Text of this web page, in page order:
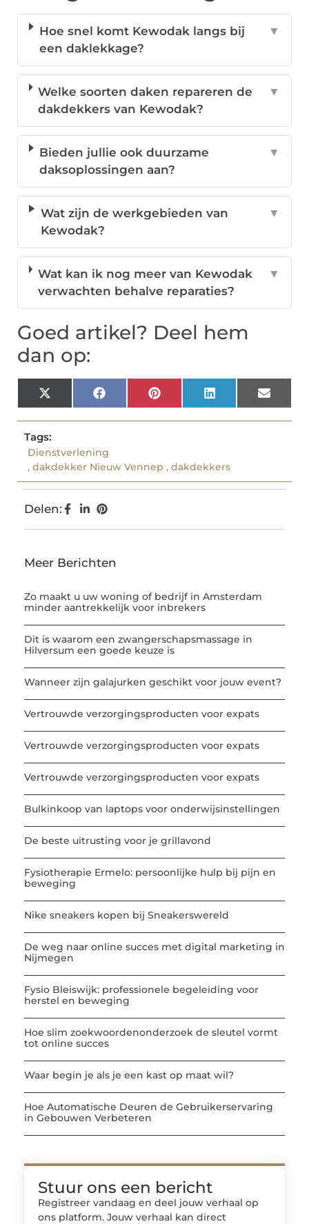
Hoe snel komt Kewodak langs bij
een daklekkage?
▼
Welke soorten daken repareren de
dakdekkers van Kewodak?
▼
Bieden jullie ook duurzame
daksoplossingen aan?
▼
Wat zijn de werkgebieden van
Kewodak?
▼
Wat kan ik nog meer van Kewodak
verwachten behalve reparaties?
▼
Goed artikel? Deel hem
dan op:
X
(Twitter)
FacebookPinterestLinkedInEmail
Tags:
Dienstverlening
, dakdekker Nieuw Vennep , dakdekkers
Delen:
Meer Berichten
Zo maakt u uw woning of bedrijf in Amsterdam
minder aantrekkelijk voor inbrekers
Dit is waarom een zwangerschapsmassage in
Hilversum een goede keuze is
Wanneer zijn galajurken geschikt voor jouw event?
Vertrouwde verzorgingsproducten voor expats
Vertrouwde verzorgingsproducten voor expats
Vertrouwde verzorgingsproducten voor expats
Bulkinkoop van laptops voor onderwijsinstellingen
De beste uitrusting voor je grillavond
Fysiotherapie Ermelo: persoonlijke hulp bij pijn en
beweging
Nike sneakers kopen bij Sneakerswereld
De weg naar online succes met digital marketing in
Nijmegen
Fysio Bleiswijk: professionele begeleiding voor
herstel en beweging
Hoe slim zoekwoordenonderzoek de sleutel vormt
tot online succes
Waar begin je als je een kast op maat wil?
Hoe Automatische Deuren de Gebruikerservaring
in Gebouwen Verbeteren
Stuur ons een bericht
Registreer vandaag en deel jouw verhaal op
ons platform. Jouw verhaal kan direct